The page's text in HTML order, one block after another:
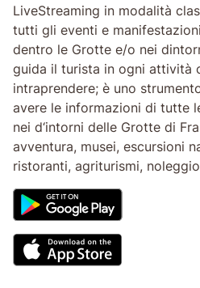
LiveStreaming in modalità
tutti gli eventi e
dentro le Grotte e/o nei
guida il turista in ogni attività
intraprendere; è uno
avere le informazioni di tutte
nei d‘intorni delle Grotte di
avventura, musei, escursioni
ristoranti, agriturismi,